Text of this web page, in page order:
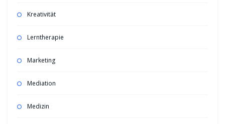
Kreativität
Lerntherapie
Marketing
Mediation
Medizin